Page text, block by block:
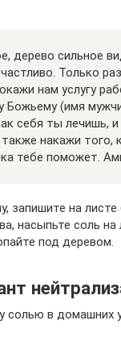
дерево сильное
Только
нам услугу
Божьему (имя
себя ты лечишь,
накажи того,
тебе поможет.
запишите на
насыпьте соль на
под деревом.
солью в домашних